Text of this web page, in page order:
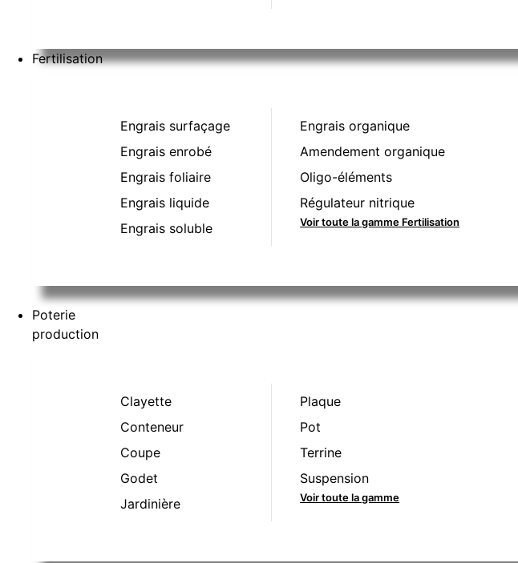
Fertilisation
Engrais surfaçage
Engrais enrobé
Engrais foliaire
Engrais liquide
Engrais soluble
Engrais organique
Amendement organique
Oligo-éléments
Régulateur nitrique
Voir toute la gamme Fertilisation
Poterie
production
Clayette
Conteneur
Coupe
Godet
Jardinière
Plaque
Pot
Terrine
Suspension
Voir toute la gamme